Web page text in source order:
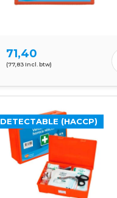
71,40
(77,83 Incl. btw)
DETECTABLE (HACCP)